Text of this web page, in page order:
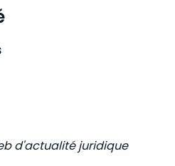
d'actualité juridique